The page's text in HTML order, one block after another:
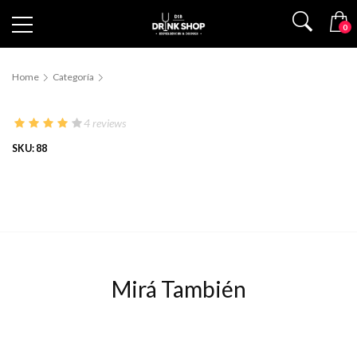
0
Home Categoría
4 reviews
SKU: 88
Mirá También